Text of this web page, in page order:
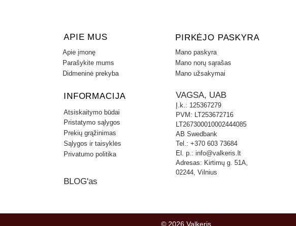
nereikės naudoti jokių įrankių ar
specialiu guminiu dangteliu.
KABLIO KAINA NURODYTA BE
ANTGALIU.
Universali elektros instaliacija 7
PREKĖS SAVYBĖS
Maksimali priekabos masė kg 2000
Vertikali apkrova kg 90
Bamperio nuėmimas TAIP
Bamperio pjovimas TAIP
Pjovimas vizualiai nematomas
APIE MUS
Apie įmonę
Parašykite mums
Didmeninė prekyba
INFORMACIJA
Atsiskaitymo būdai
Pristatymo sąlygos
Prekių grąžinimas
Sąlygos ir taisyklės
Privatumo politika
BLOG'as
PIRKĖJO PASKYRA
Mano paskyra
Mano norų sąrašas
Mano užsakymai
VAGSA, UAB
Į.k.: 125367279
PVM: LT253672716
LT267300010002444085
AB Swedbank
Tel.: +370 603 73684
El. p.: info@valkeris.lt
Adresas: Kirtimų g. 51A,
02244, Vilnius
© 2026 Valkeris